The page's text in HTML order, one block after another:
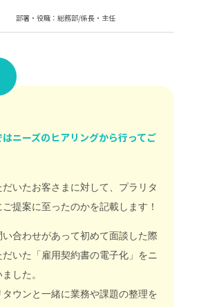
部署・役職： 総務部/係長・主任
ニーズのヒアリングから行ってご
いたお客さまに対して、プラリタ
提案に至ったのかを記載します！
合わせがあって初めて面談した際
いた「雇用契約書の電子化」をニ
した。
タウンと一緒に業務や課題の整理を